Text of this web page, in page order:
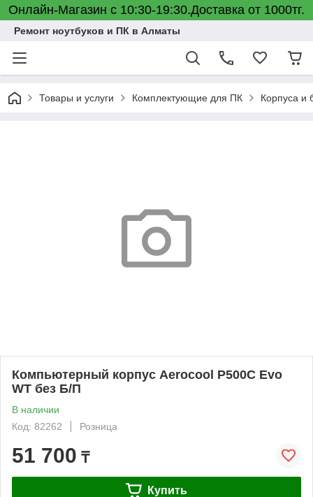
Онлайн-Магазин с 10:30-19:30.Доставка от 1000тг.
Ремонт ноутбуков и ПК в Алматы
Товары и услуги Комплектующие для ПК Корпуса и
Компьютерный корпус Aerocool P500C Evo
WT без Б/П
В наличии
Код: 82262
Розница
51 700 ₸
Купить